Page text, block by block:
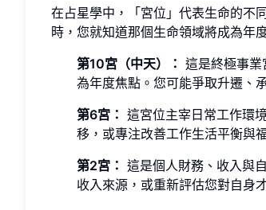
在占星學中，「宮位」代表生命的不
時，您就知道那個生命領域將成為年
第10宮（中天）： 這是終極事
為年度焦點。您可能爭取升遷、
第6宮： 這宮位主宰日常工作環
移，或專注改善工作生活平衡與
第2宮： 這是個人財務、收入與
收入來源，或重新評估您對自身